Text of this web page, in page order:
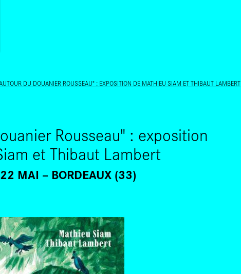
DU DOUANIER ROUSSEAU" : EXPOSITION DE MATHIEU SIAM ET THIBAUT LAMBERT
Rousseau" : exposition
et Thibaut Lambert
MAI BORDEAUX (33)